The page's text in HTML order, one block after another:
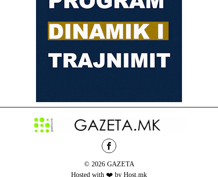
© 2026 GAZETA
Hosted with ❤️ by Host.mk